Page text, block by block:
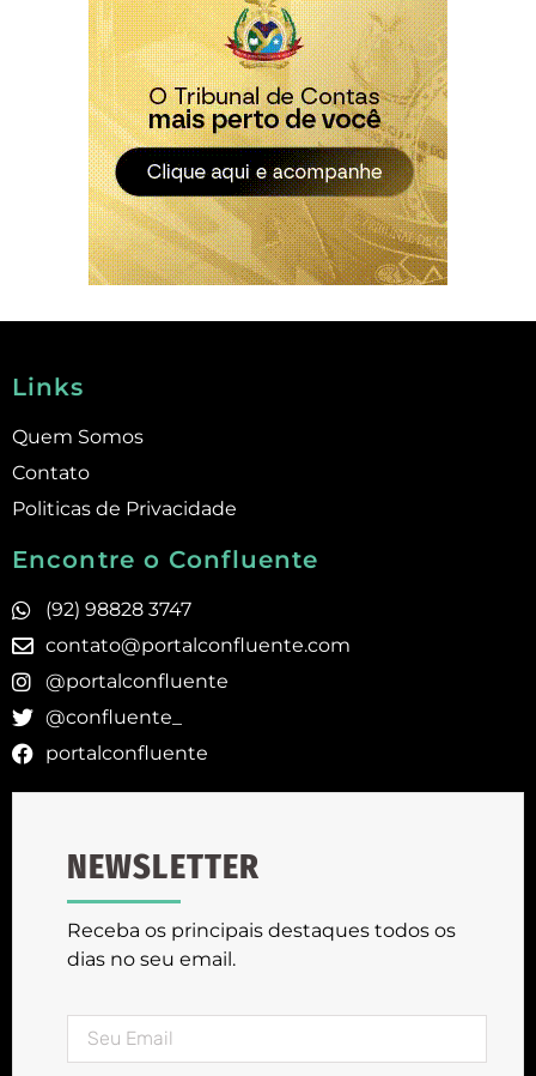
Links
Quem Somos
Contato
Politicas de Privacidade
Encontre o Confluente
(92) 98828 3747
contato@portalconfluente.com
@portalconfluente
@confluente_
portalconfluente
NEWSLETTER
Receba os principais destaques todos os
dias no seu email.